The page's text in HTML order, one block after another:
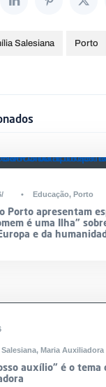
Salesiana Porto
• Educação, Porto
Porto apresentam
é uma Ilha”
e da
, Maria Auxiliadora
auxílio” é o tema